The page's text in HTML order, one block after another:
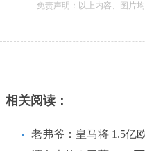
免责声明：以上内容、图片